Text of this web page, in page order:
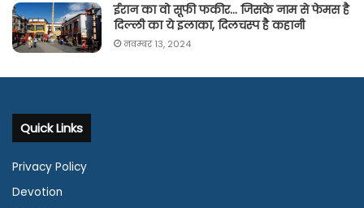
ईरान का वो सूफी फकीर… जिसके नाम से फेमस है
दिल्ली का ये इलाका, दिलचस्प है कहानी
नवम्बर 13, 2024
Quick Links
Privacy Policy
Devotion